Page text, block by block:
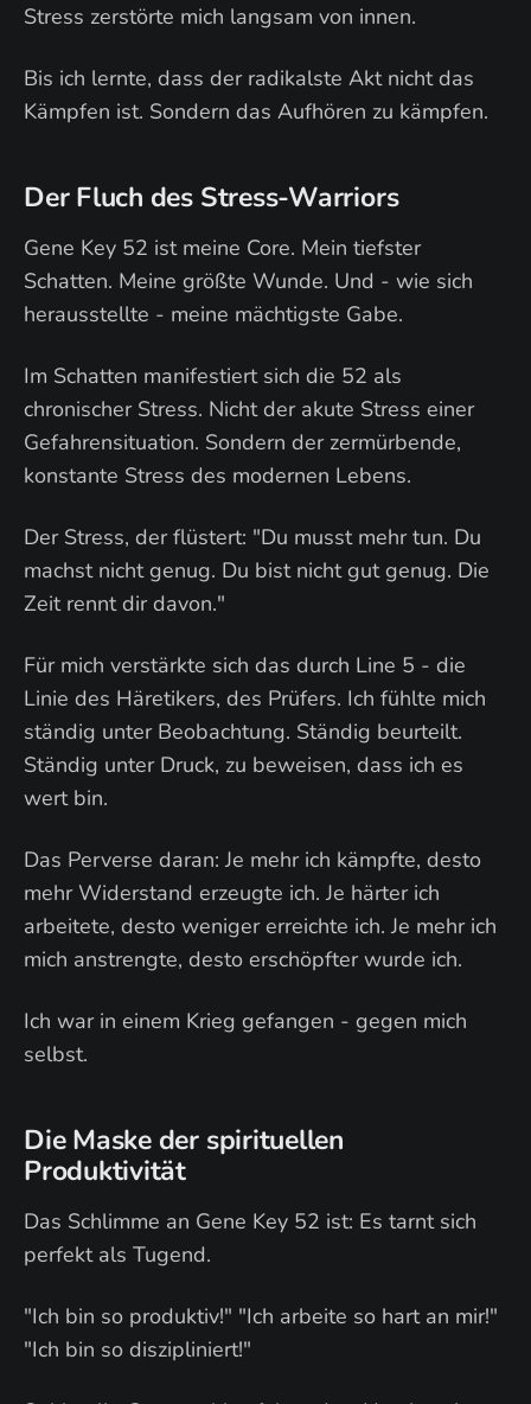
Stress zerstörte mich langsam von innen.
Bis ich lernte, dass der radikalste Akt nicht das
Kämpfen ist. Sondern das Aufhören zu kämpfen.
Der Fluch des Stress-Warriors
Gene Key 52 ist meine Core. Mein tiefster
Schatten. Meine größte Wunde. Und - wie sich
herausstellte - meine mächtigste Gabe.
Im Schatten manifestiert sich die 52 als
chronischer Stress. Nicht der akute Stress einer
Gefahrensituation. Sondern der zermürbende,
konstante Stress des modernen Lebens.
Der Stress, der flüstert: "Du musst mehr tun. Du
machst nicht genug. Du bist nicht gut genug. Die
Zeit rennt dir davon."
Für mich verstärkte sich das durch Line 5 - die
Linie des Häretikers, des Prüfers. Ich fühlte mich
ständig unter Beobachtung. Ständig beurteilt.
Ständig unter Druck, zu beweisen, dass ich es
wert bin.
Das Perverse daran: Je mehr ich kämpfte, desto
mehr Widerstand erzeugte ich. Je härter ich
arbeitete, desto weniger erreichte ich. Je mehr ich
mich anstrengte, desto erschöpfter wurde ich.
Ich war in einem Krieg gefangen - gegen mich
selbst.
Die Maske der spirituellen
Produktivität
Das Schlimme an Gene Key 52 ist: Es tarnt sich
perfekt als Tugend.
"Ich bin so produktiv!" "Ich arbeite so hart an mir!"
"Ich bin so diszipliniert!"